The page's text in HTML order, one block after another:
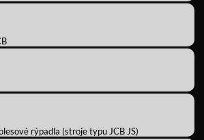
rýpadla (stroje typu JCB JS)